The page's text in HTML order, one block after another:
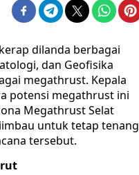
dilanda berbagai
dan Geofisika
megathrust. Kepala
potensi megathrust ini
Megathrust Selat
untuk tetap tenang
tersebut.